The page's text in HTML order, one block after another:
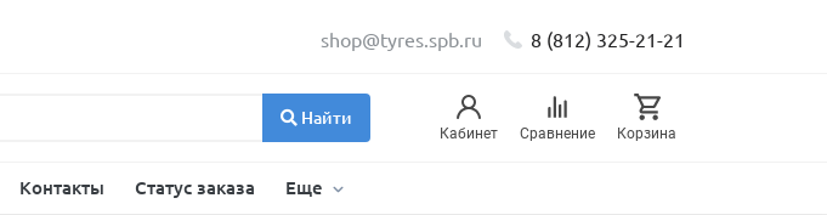
shop@tyres.spb.ru 8 (812) 325-21-21
Найти
Кабинет Сравнение Корзина
Контакты Статус заказа Еще